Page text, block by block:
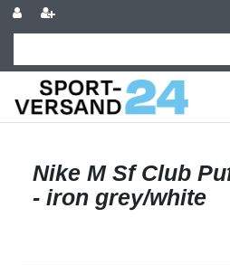
Nike M Sf Club
- iron grey/white